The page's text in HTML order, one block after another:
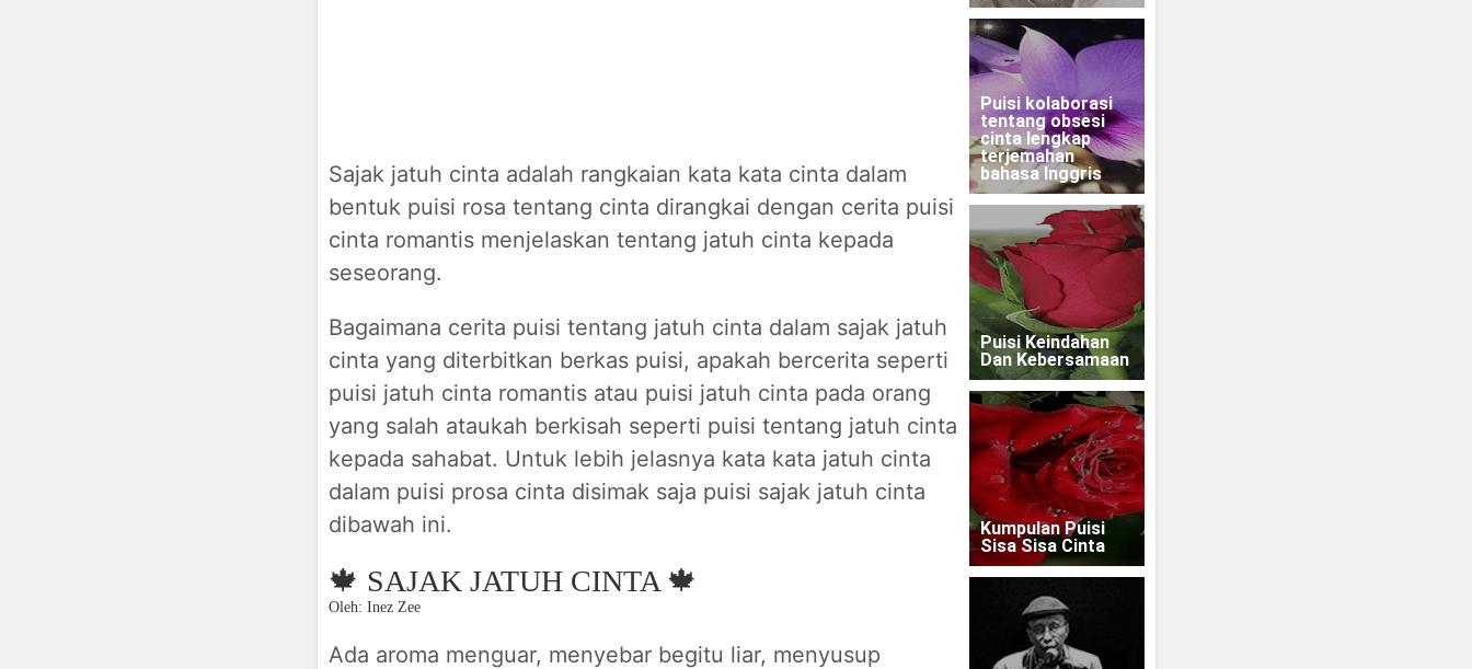
Sajak jatuh cinta adalah rangkaian kata kata cinta dalam
bentuk puisi rosa tentang cinta dirangkai dengan cerita puisi
cinta romantis menjelaskan tentang jatuh cinta kepada
seseorang.
Bagaimana cerita puisi tentang jatuh cinta dalam sajak jatuh
cinta yang diterbitkan berkas puisi, apakah bercerita seperti
puisi jatuh cinta romantis atau puisi jatuh cinta pada orang
yang salah ataukah berkisah seperti puisi tentang jatuh cinta
kepada sahabat. Untuk lebih jelasnya kata kata jatuh cinta
dalam puisi prosa cinta disimak saja puisi sajak jatuh cinta
dibawah ini.
🍁 SAJAK JATUH CINTA 🍁
Oleh: Inez Zee
Ada aroma menguar, menyebar begitu liar, menyusup
Puisi kolaborasi
tentang obsesi
cinta lengkap
terjemahan
bahasa Inggris
Puisi Keindahan
Dan Kebersamaan
Kumpulan Puisi
Sisa Sisa Cinta